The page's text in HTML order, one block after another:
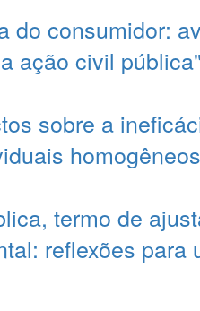
do consumidor:
ação civil
sobre a
homogêneos
termo de
reflexões para